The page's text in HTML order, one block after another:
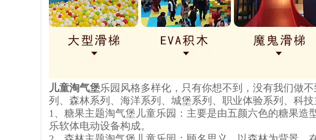
儿童淘气堡乐园 风格多样化，只有你想不到，没有我们做
列、森林系列、海洋系列、城堡系列、 职业体验系列、 科技
1、糖果主题淘气堡儿童乐园：主要是由五颜六色的糖果
乐软体电动设备构成。